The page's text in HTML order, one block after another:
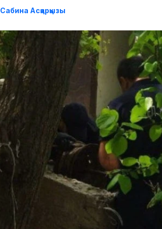
Сабина Асқарқызы